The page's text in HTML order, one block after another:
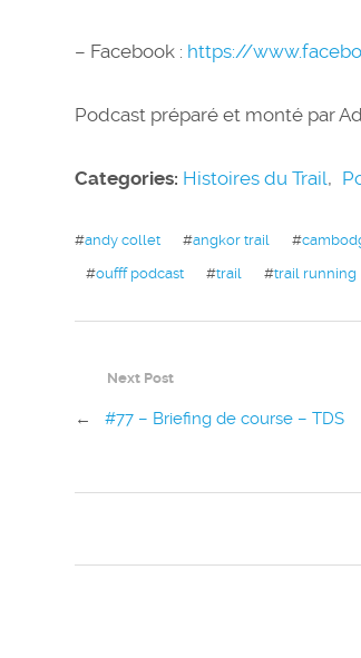
– Facebook : https://
Podcast préparé et monté par
Categories: Histoires du Trail,
#andy collet #angkor trail #
#oufff podcast #trail #trail running
Next Post
← #77 – Briefing de course – TDS